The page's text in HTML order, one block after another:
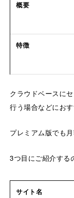
概要
特徴
クラウドベースに
行う場合などにおす
プレミアム版でも
3つ目にご紹介する
サイト名